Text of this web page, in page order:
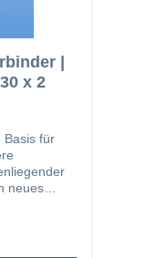
|
x 2
Basis für
neues
sie